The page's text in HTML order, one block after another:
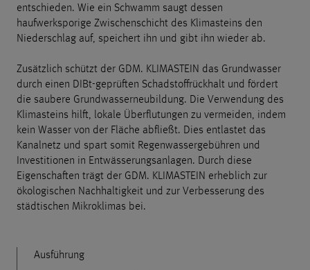
entschieden. Wie ein Schwamm saugt dessen
haufwerksporige Zwischenschicht des Klimasteins den
Niederschlag auf, speichert ihn und gibt ihn wieder ab.
Zusätzlich schützt der GDM. KLIMASTEIN das Grundwasser
durch einen DIBt-geprüften Schadstoffrückhalt und fördert
die saubere Grundwasserneubildung. Die Verwendung des
Klimasteins hilft, lokale Überflutungen zu vermeiden, indem
kein Wasser von der Fläche abfließt. Dies entlastet das
Kanalnetz und spart somit Regenwassergebühren und
Investitionen in Entwässerungsanlagen. Durch diese
Eigenschaften trägt der GDM. KLIMASTEIN erheblich zur
ökologischen Nachhaltigkeit und zur Verbesserung des
städtischen Mikroklimas bei.
Ausführung